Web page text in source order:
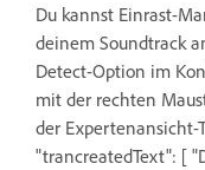
Du kannst Einrast-
deinem Soundtrack
Detect-Option im
mit der rechten
der
"trancreatedText": [